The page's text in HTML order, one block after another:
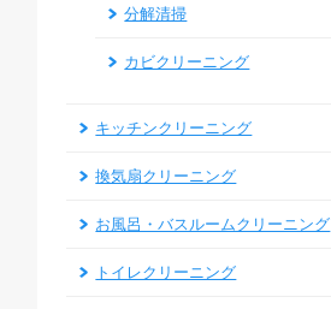
分解清掃
カビクリーニング
キッチンクリーニング
換気扇クリーニング
お風呂・バスルームクリーニング
トイレクリーニング